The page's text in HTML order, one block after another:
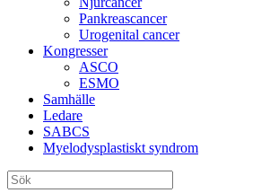
Pankreascancer
Urogenital cancer
Kongresser
ASCO
ESMO
Samhälle
Ledare
SABCS
Myelodysplastiskt syndrom